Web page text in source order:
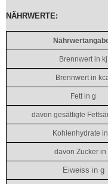
NÄHRWERTE:
Brennwert in kj
Brennwert in
Fett in g
davon gesättigte
Kohlenhydrate
davon Zucker in
Eiweiss in g